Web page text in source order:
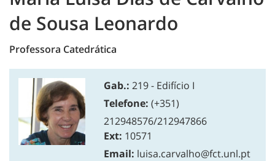
de Sousa Leonardo
Professora Catedrática
Gab.: 219 - Edifício I
Telefone: (+351)
212948576/212947866
Ext: 10571
Email: luisa.carvalho@fct.unl.pt